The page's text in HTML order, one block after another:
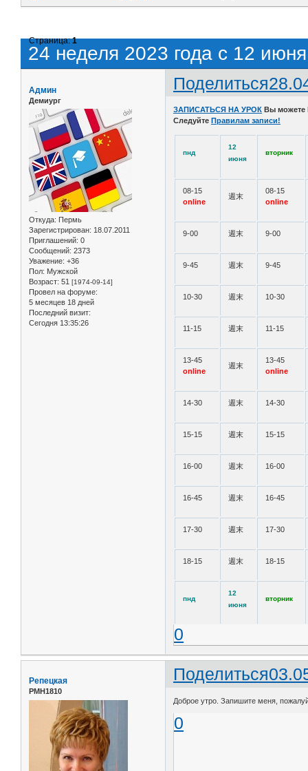
24 неделя 2023 года с 12
Страница:1
Поделиться
Админ
Демиург
Откуда: Пермь
Зарегистрирован: 18.07.2011
Приглашений: 0
Сообщений: 2373
Уважение: +36
Пол: Мужской
Возраст: 51 [1974-09-14]
Провел на форуме:
5 месяцев 18 дней
Последний визит:
Сегодня 13:35:26
ЗАПИСАТЬСЯ НА УРОК Вы
Следуйте Правилам записи!
пнд
12
июня
вторник
08-15
online
週末
08-15
online
9-00 週末 9-00
9-45 週末 9-45
10-30 週末 10-30
11-15 週末 11-15
13-45
online
週末
13-45
online
14-30 週末 14-30
15-15 週末 15-15
16-00 週末 16-00
16-45 週末 16-45
17-30 週末 17-30
18-15 週末 18-15
пнд
12
июня
вторник
0
Поделиться
Репецкая
РМН1810
Доброе утро. Запишите меня,
0